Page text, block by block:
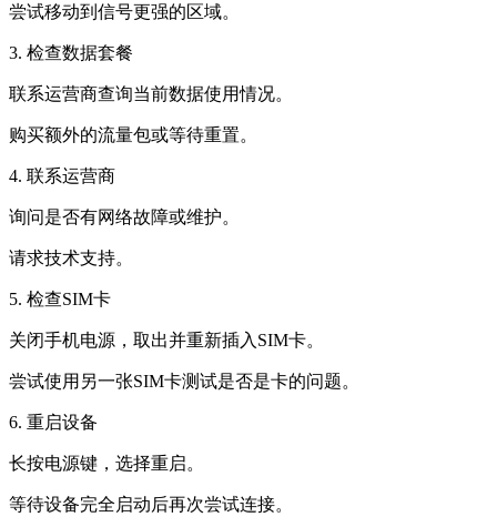
尝试移动到信号更强的区域。
3. 检查数据套餐
联系运营商查询当前数据使用情况。
购买额外的流量包或等待重置。
4. 联系运营商
询问是否有网络故障或维护。
请求技术支持。
5. 检查SIM卡
关闭手机电源，取出并重新插入SIM卡。
尝试使用另一张SIM卡测试是否是卡的问题。
6. 重启设备
长按电源键，选择重启。
等待设备完全启动后再次尝试连接。